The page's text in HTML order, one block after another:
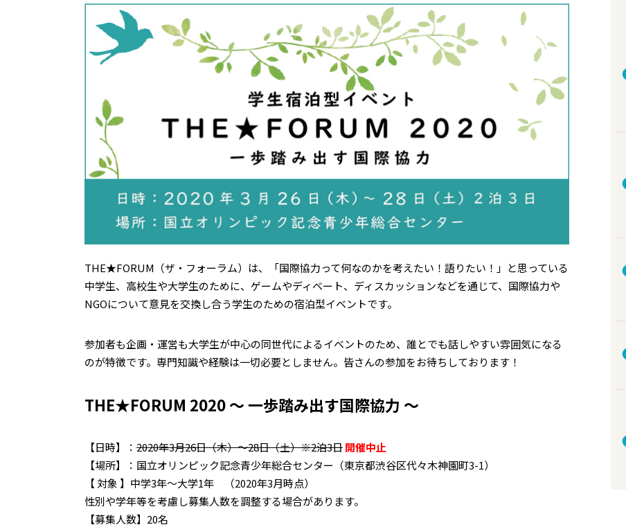
THE★FORUM（ザ・フォーラム）は、「国際協力って何なのかを考えたい！語りたい！」と思っている
中学生、高校生や大学生のために、ゲームやディベート、ディスカッションなどを通じて、国際協力や
NGOについて意見を交換し合う学生のための宿泊型イベントです。
参加者も企画・運営も大学生が中心の同世代によるイベントのため、誰とでも話しやすい雰囲気になる
のが特徴です。専門知識や経験は一切必要としません。皆さんの参加をお待ちしております！
THE★FORUM 2020 ～ 一歩踏み出す国際協力 ～
【日時】： 2020年3月26日（木）～28日（土）※2泊3日開催中止
【場所】：国立オリンピック記念青少年総合センター（東京都渋谷区代々木神園町3-1）
【 対象 】中学3年〜大学1年 （2020年3月時点）
性別や学年等を考慮し募集人数を調整する場合があります。
【募集人数】20名